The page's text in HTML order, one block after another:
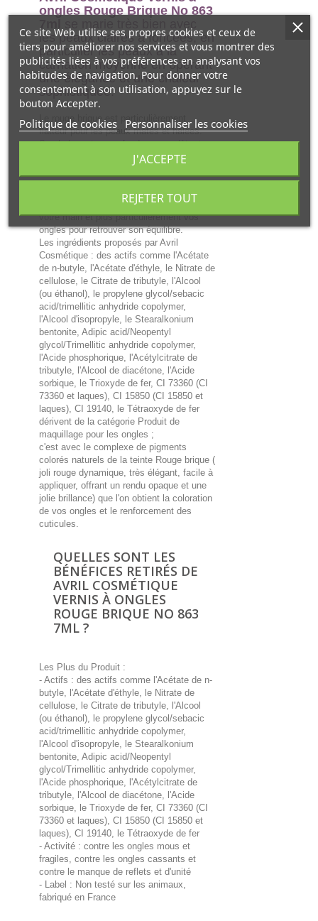
ongles Rouge Brique No 863
les peaux claires à foncées, en
particulier les peaux à la
carnation moyenne en opérant
une élégance et une chaleur
sophistiquée.
Le rouge brique est particulièrement
flatteur pour les peaux mates et hâlées.
Sa chaleur et sa profondeur complètent
bien ce type de carnation, créant un
Avril Cosmétique Vernis à ongles
Rouge Brique No 863permet d'améliorer
votre main et plus particulièrement vos
ongles pour retrouver son équilibre.
Les ingrédients proposés par Avril
Cosmétique : des actifs comme l'Acétate
de n-butyle, l'Acétate d'éthyle, le Nitrate de
cellulose, le Citrate de tributyle, l'Alcool
(ou éthanol), le propylene glycol/sebacic
acid/trimellitic anhydride copolymer,
l'Alcool d'isopropyle, le Stearalkonium
bentonite, Adipic acid/Neopentyl
glycol/Trimellitic anhydride copolymer,
l'Acide phosphorique, l'Acétylcitrate de
tributyle, l'Alcool de diacétone, l'Acide
sorbique, le Trioxyde de fer, CI 73360 (CI
73360 et laques), CI 15850 (CI 15850 et
laques), CI 19140, le Tétraoxyde de fer
dérivent de la catégorie Produit de
maquillage pour les ongles ;
c'est avec le complexe de pigments
colorés naturels de la teinte Rouge brique (
joli rouge dynamique, très élégant, facile à
appliquer, offrant un rendu opaque et une
jolie brillance) que l'on obtient la coloration
de vos ongles et le renforcement des
cuticules.
QUELLES SONT LES
BÉNÉFICES RETIRÉS DE
AVRIL COSMÉTIQUE
VERNIS À ONGLES
ROUGE BRIQUE NO 863
7ML ?
Les Plus du Produit :
- Actifs : des actifs comme l'Acétate de n-
butyle, l'Acétate d'éthyle, le Nitrate de
cellulose, le Citrate de tributyle, l'Alcool
(ou éthanol), le propylene glycol/sebacic
acid/trimellitic anhydride copolymer,
l'Alcool d'isopropyle, le Stearalkonium
bentonite, Adipic acid/Neopentyl
glycol/Trimellitic anhydride copolymer,
l'Acide phosphorique, l'Acétylcitrate de
tributyle, l'Alcool de diacétone, l'Acide
sorbique, le Trioxyde de fer, CI 73360 (CI
73360 et laques), CI 15850 (CI 15850 et
laques), CI 19140, le Tétraoxyde de fer
- Activité : contre les ongles mous et
fragiles, contre les ongles cassants et
contre le manque de reflets et d'unité
- Label : Non testé sur les animaux,
fabriqué en France
Ce site Web utilise ses propres cookies et ceux de
tiers pour améliorer nos services et vous montrer des
publicités liées à vos préférences en analysant vos
habitudes de navigation. Pour donner votre
consentement à son utilisation, appuyez sur le
bouton Accepter.
Politique de cookies Personnaliser les cookies
REJETER TOUT
J'ACCEPTE